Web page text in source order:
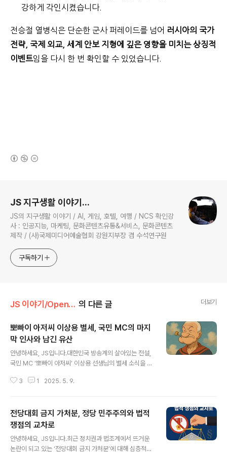
강하게 각인시켰습니다.
전승절 열병식은 단순한 군사 퍼레이드를 넘어 러시아의 국가
전략, 국제 외교, 세계 안보 지형에 깊은 영향을 미치는 상징적
이벤트임을 다시 한 번 확인할 수 있었습니다.
JS 지구생활 이야기...
JS의 지구생활 이야기 / AI, 게임, 호텔, 여행 / NCS 확인강
사 : 인공지능, 마케팅, 문화콘텐츠유통&서비스, 문화콘텐츠
제작 / (사)국제미디어예술협회 강원지부장 겸 수석연구원
구독하기
JS 이야기/Open AI 의 다른 글 더보기
뽀빠이 아저씨 이상용 별세, 국민 MC의 마지
막 인사와 남긴 유산
안녕하세요, JS입니다.대한민국 방송계의 살아있는 전설,
국민 MC ‘뽀빠이 아저씨’ 이상용 선생님의 별세 소식을 전
씨가 향년 81세로 세상을 떠났습니다.그의 갑작스러운 비
이 되고 있습니다.[주요 내용 요약]이상용, 2025년 5월 9
일 오후 12시 45분경 서울 서초구 자택 인근 병원을 다녀
오던 중 쓰러져 별세사인은 심정지, 평소 지병은 없었던 것
으로 알려짐향년 81세, 빈소는 서울성모병원에 마련 예정1
3 1 2025. 5. 9.
전당대회 금지 가처분, 정당 민주주의와 법적
쟁점의 교차로
안녕하세요, JS입니다.최근 정치권과 법조계에서 뜨거운
논란이 되고 있는 ‘전당대회 금지 가처분’에 대해 심층적으